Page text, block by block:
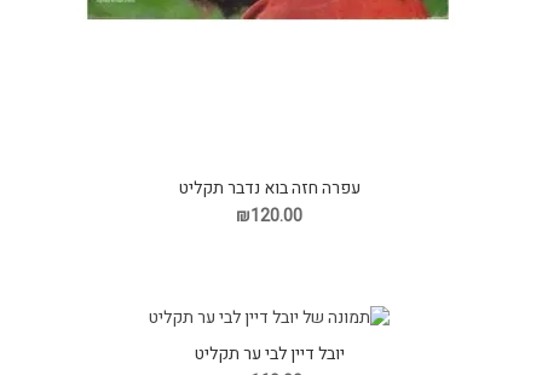
עפרה חזה בוא נדבר תקליט
₪120.00
יובל דיין לבי ער תקליט